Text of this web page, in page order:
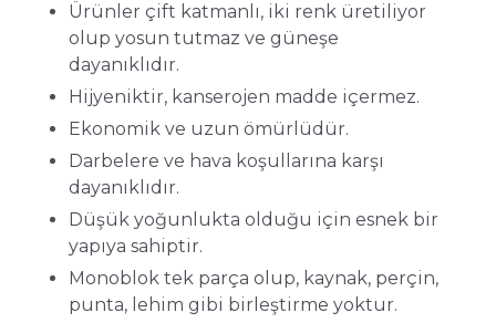
Ürünler çift katmanlı, iki renk üretiliyor
olup yosun tutmaz ve güneşe
dayanıklıdır.
Hijyeniktir, kanserojen madde içermez.
Ekonomik ve uzun ömürlüdür.
Darbelere ve hava koşullarına karşı
dayanıklıdır.
Düşük yoğunlukta olduğu için esnek bir
yapıya sahiptir.
Monoblok tek parça olup, kaynak, perçin,
punta, lehim gibi birleştirme yoktur.